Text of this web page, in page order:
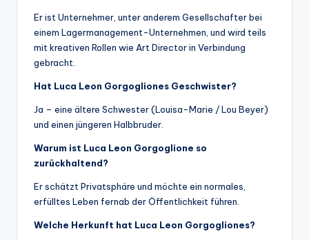
Er ist Unternehmer, unter anderem Gesellschafter bei
einem Lagermanagement-Unternehmen, und wird teils
mit kreativen Rollen wie Art Director in Verbindung
gebracht.
Hat Luca Leon Gorgogliones Geschwister?
Ja – eine ältere Schwester (Louisa-Marie / Lou Beyer)
und einen jüngeren Halbbruder.
Warum ist Luca Leon Gorgoglione so
zurückhaltend?
Er schätzt Privatsphäre und möchte ein normales,
erfülltes Leben fernab der Öffentlichkeit führen.
Welche Herkunft hat Luca Leon Gorgogliones?